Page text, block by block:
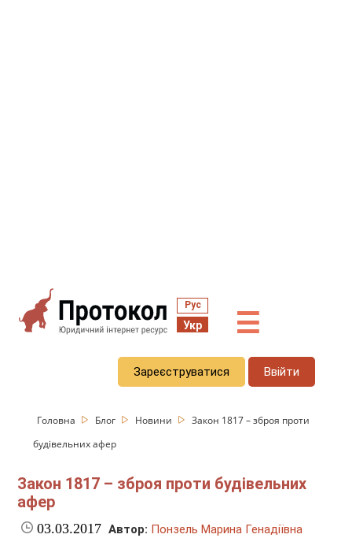
Рус
Укр ☰
Зареєструватися Ввійти
Головна Блог Новини
Закон 1817 – зброя проти
будівельних афер
Закон 1817 – зброя проти будівельних
афер
03.03.2017 Автор: Понзель Марина Генадіївна